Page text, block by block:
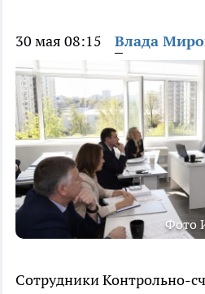
30 мая 08:15 Влада
Фото
Сотрудники Контрольно-